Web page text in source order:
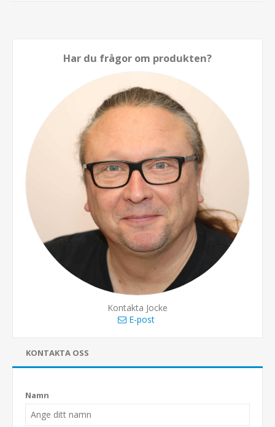
Har du frågor om produkten?
Kontakta Jocke
E-post
KONTAKTA OSS
Namn